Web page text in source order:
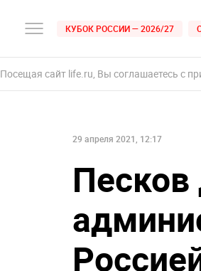
КУБОК РОССИИ — 2026/27
Посещая сайт life.ru, Вы соглашаетесь с
29 апреля 2021, 12:17